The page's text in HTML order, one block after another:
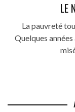
LE
La pauvreté
Quelques